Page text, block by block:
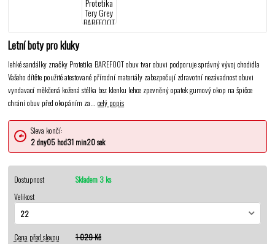
Letní boty pro kluky
lehké sandálky značky Protetika BAREFOOT obuv tvar obuvi podporuje správný vývoj chodidla
Vašeho dítěte použité atestované přírodní materiály zabezpečují zdravotní nezávadnost obuvi
vyndavací měkčená kožená stélka bez klenku lehce zpevněný opatek gumový okop na špičce
chrání obuv před okopáním za...celý popis
Sleva končí:
2dny05hod31min19sek
Dostupnost
Skladem 3 ks
Velikost
Cena před slevou
1 029 Kč